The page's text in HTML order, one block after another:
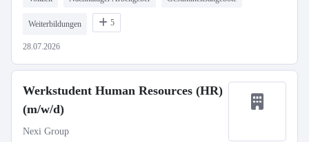
Weiterbildungen 5
28.07.2026
Werkstudent Human Resources (HR)
(m/w/d)
Nexi Group